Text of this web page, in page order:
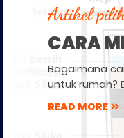
Artikel
CARA
Bagaimana
untuk rumah?
READ MORE